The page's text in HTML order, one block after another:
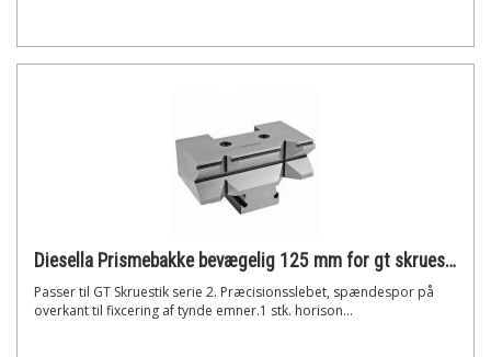
Diesella Prismebakke bevægelig 125 mm for gt skruestik serie 2
Passer til GT Skruestik serie 2. Præcisionsslebet, spændespor på
overkant til fixcering af tynde emner.1 stk. horison...